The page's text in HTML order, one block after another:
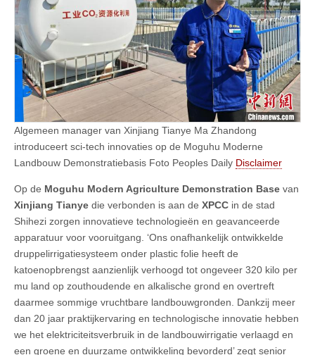
Algemeen manager van Xinjiang Tianye Ma Zhandong
introduceert sci-tech innovaties op de Moguhu Moderne
Landbouw Demonstratiebasis Foto Peoples Daily Disclaimer
Op de Moguhu Modern Agriculture Demonstration Base van
Xinjiang Tianye die verbonden is aan de XPCC in de stad
Shihezi zorgen innovatieve technologieën en geavanceerde
apparatuur voor vooruitgang. ‘Ons onafhankelijk ontwikkelde
druppelirrigatiesysteem onder plastic folie heeft de
katoenopbrengst aanzienlijk verhoogd tot ongeveer 320 kilo per
mu land op zouthoudende en alkalische grond en overtreft
daarmee sommige vruchtbare landbouwgronden. Dankzij meer
dan 20 jaar praktijkervaring en technologische innovatie hebben
we het elektriciteitsverbruik in de landbouwirrigatie verlaagd en
een groene en duurzame ontwikkeling bevorderd’ zegt senior